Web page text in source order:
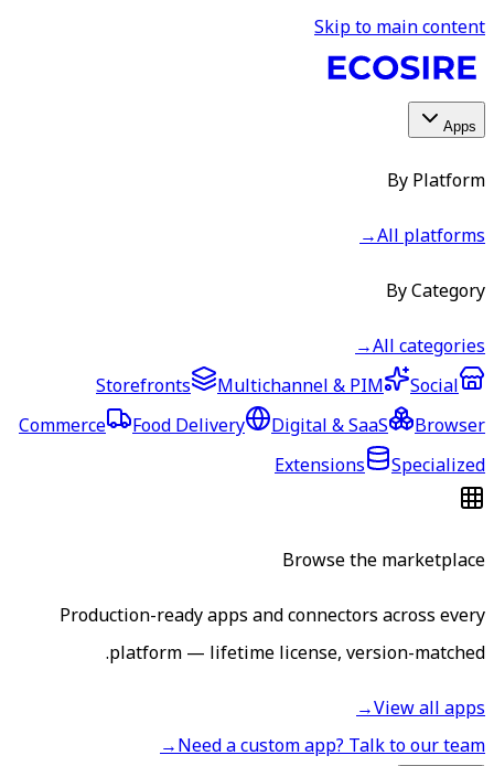
Storefronts
Commerce
Food Delivery
Production-ready apps
platform — lifetime
Need a
→